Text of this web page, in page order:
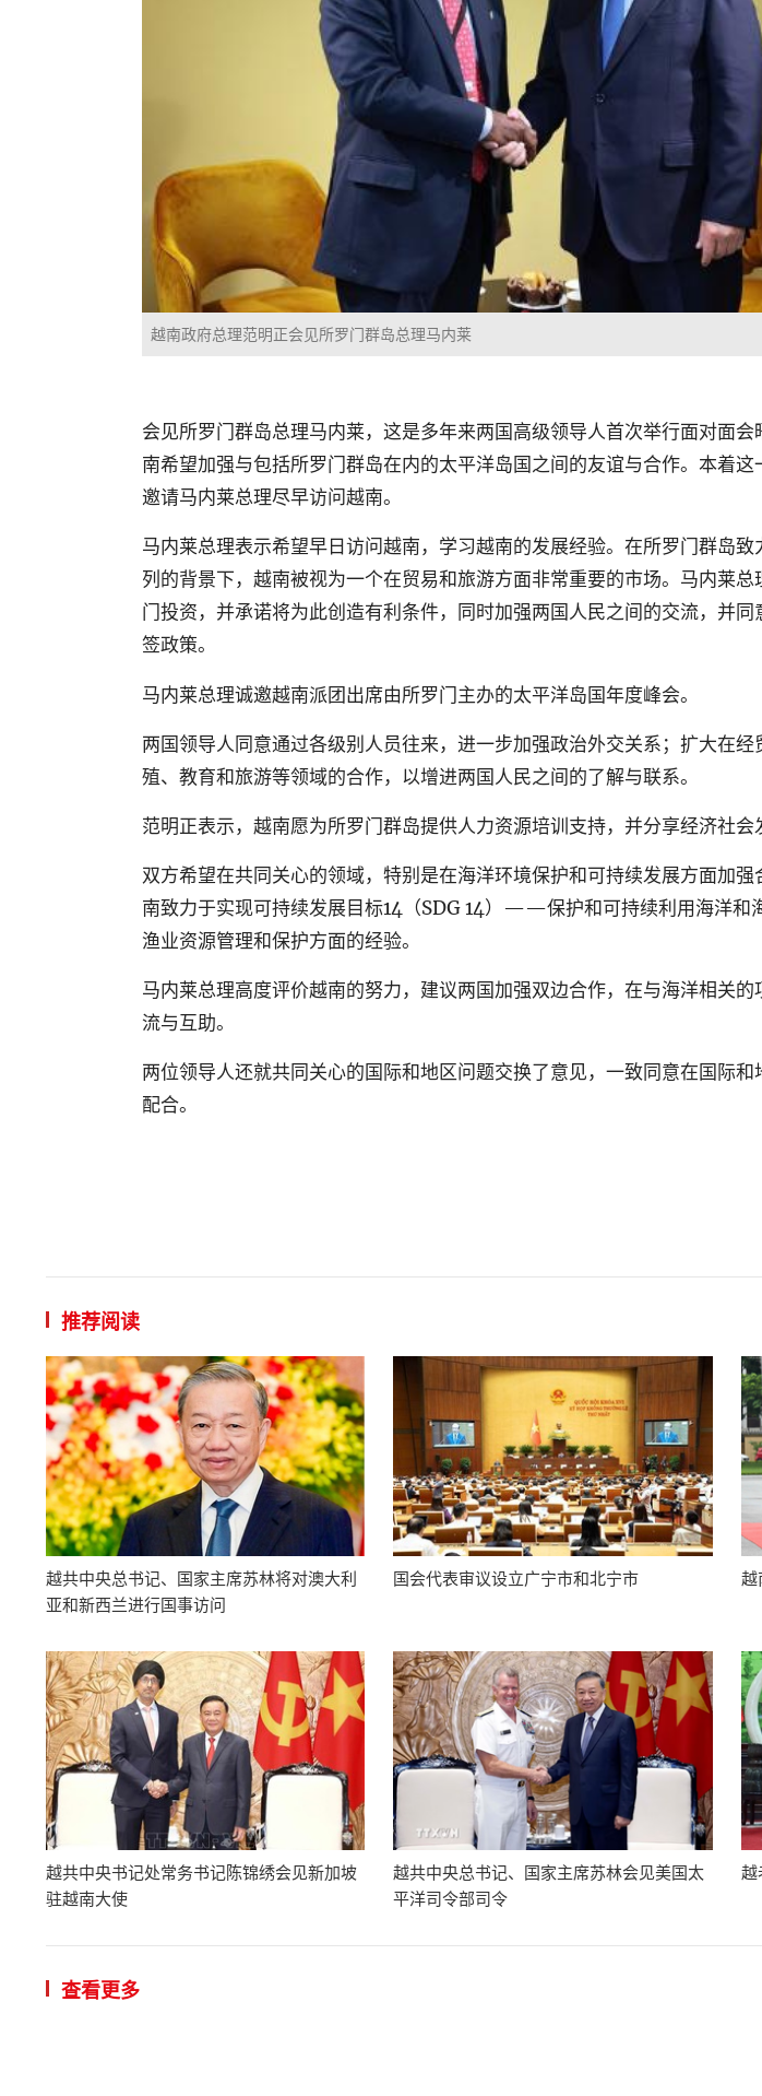
越南政府总理范明正会见所罗门群岛总理马内莱
会见所罗门群岛总理马内莱，这是多年来两国高级领导人首次举行面对面
南希望加强与包括所罗门群岛在内的太平洋岛国之间的友谊与合作。本着
邀请马内莱总理尽早访问越南。
马内莱总理表示希望早日访问越南，学习越南的发展经验。在所罗门群岛
列的背景下，越南被视为一个在贸易和旅游方面非常重要的市场。马内莱
门投资，并承诺将为此创造有利条件，同时加强两国人民之间的交流，并
签政策。
马内莱总理诚邀越南派团出席由所罗门主办的太平洋岛国年度峰会。
两国领导人同意通过各级别人员往来，进一步加强政治外交关系；扩大在
殖、教育和旅游等领域的合作，以增进两国人民之间的了解与联系。
范明正表示，越南愿为所罗门群岛提供人力资源培训支持，并分享经济社会
双方希望在共同关心的领域，特别是在海洋环境保护和可持续发展方面加
南致力于实现可持续发展目标14 （SDG 14） ——保护和可持续利用海洋和
渔业资源管理和保护方面的经验。
马内莱总理高度评价越南的努力，建议两国加强双边合作，在与海洋相关
流与互助。
两位领导人还就共同关心的国际和地区问题交换了意见，一致同意在国际和
配合。
推荐阅读
越共中央总书记、国家主席苏林将对澳大利
亚和新西兰进行国事访问
国会代表审议设立广宁市和北宁市 越
越共中央书记处常务书记陈锦绣会见新加坡
驻越南大使
越共中央总书记、国家主席苏林会见美国太
平洋司令部司令
越
查看更多